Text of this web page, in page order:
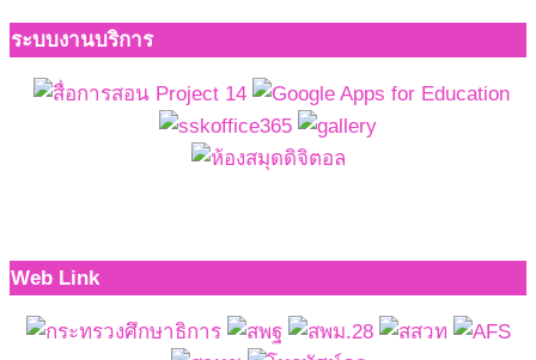
ระบบงานบริการ
Web Link